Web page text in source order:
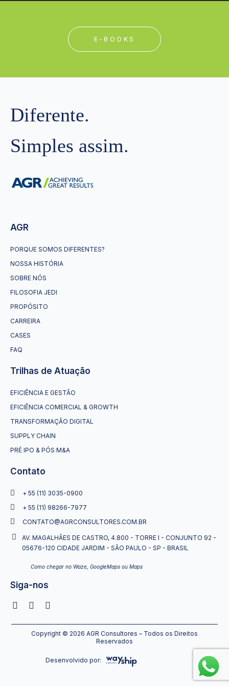
E-BOOKS
Diferente.
Simples assim.
AGR
PORQUE SOMOS DIFERENTES?
NOSSA HISTÓRIA
SOBRE NÓS
FILOSOFIA JEDI
PROPÓSITO
CARREIRA
CASES
FAQ
Trilhas de Atuação
EFICIÊNCIA E GESTÃO
EFICIÊNCIA COMERCIAL & GROWTH
TRANSFORMAÇÃO DIGITAL
SUPPLY CHAIN
PRÉ IPO & PÓS M&A
Contato
+ 55 (11) 3035-0900
+ 55 (11) 98266-7977
CONTATO@AGRCONSULTORES.COM.BR
AV. MAGALHÃES DE CASTRO, 4.800 - TORRE I - CONJUNTO 92 -
05676-120 CIDADE JARDIM - SÃO PAULO - SP - BRASIL
Como chegar no Waze, GoogleMaps ou Maps
Siga-nos
Copyright © 2026 AGR Consultores – Todos os Direitos
Reservados
Desenvolvido por: